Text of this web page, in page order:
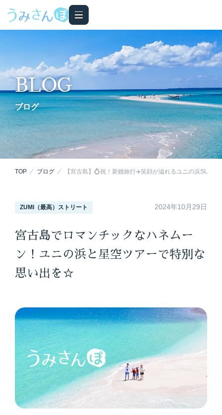
BLOG
ブログ
TOP ブログ 【宮古島】💍祝！新婚旅行✈️笑顔が溢れるユニの浜SUPツ
ZUMI（最高）ストリート 2024年10月29日
宮古島でロマンチックなハネムー
ン！ユニの浜と星空ツアーで特別な
思い出を☆